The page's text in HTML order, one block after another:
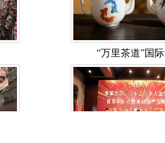
“万里茶道”国